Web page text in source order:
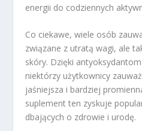
energii do codziennych
Co ciekawe, wiele osób
związane z utratą wagi, ale
skóry. Dzięki
niektórzy użytkownicy
jaśniejsza i bardziej
suplement ten zyskuje
dbających o zdrowie i urodę.